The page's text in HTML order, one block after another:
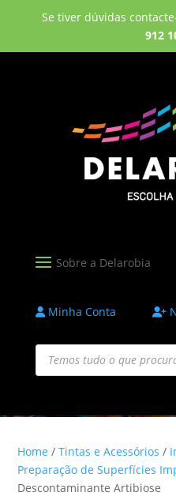
Se tiver dúvidas
912
Minha Conta
Products
search
Home /Tintas e Acessórios /
Preparação de Superfícies
Descontaminante Artibiose